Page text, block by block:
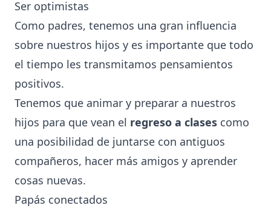
Ser optimistas
Como padres, tenemos una gran influencia
sobre nuestros hijos y es importante que todo
el tiempo les transmitamos pensamientos
positivos.
Tenemos que animar y preparar a nuestros
hijos para que vean el regreso a clases como
una posibilidad de juntarse con antiguos
compañeros, hacer más amigos y aprender
cosas nuevas.
Papás conectados